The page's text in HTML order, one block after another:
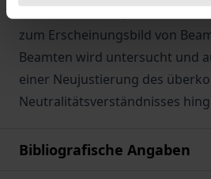
zum Erscheinungsbild von
Beamten wird untersucht und
einer Neujustierung des
Neutralitätsverständnisses
Bibliografische Angaben